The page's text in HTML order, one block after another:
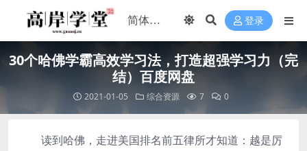
登录
30个哈佛学霸高效学习法，打造超强学习力（完
结）百度网盘
2021-01-05 综合资源 7 0
读到哈佛，走进美国排名前五律所才知道：越是厉